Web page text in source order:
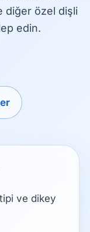
diğer özel dişli
edin.
ve dikey